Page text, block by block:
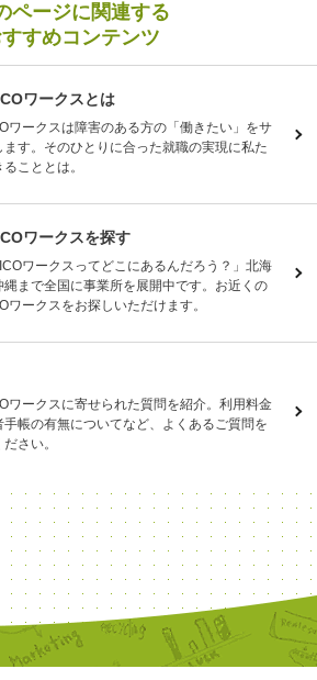
ページに関連する
すめコンテンツ
ワークスとは
ワークスは障害のある方の「働きたい」をサ
ます。そのひとりに合った就職の実現に私た
こととは。
ワークスを探す
ワークスってどこにあるんだろう？」北海
縄まで全国に事業所を展開中です。お近くの
ワークスをお探しいただけます。
ワークスに寄せられた質問を紹介。利用料金
手帳の有無についてなど、よくあるご質問を
さい。